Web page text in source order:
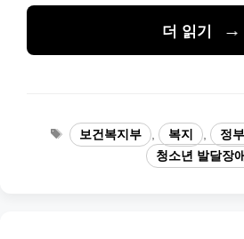
더 읽기
태
그
보건복지부 복지 정
청소년 발달장